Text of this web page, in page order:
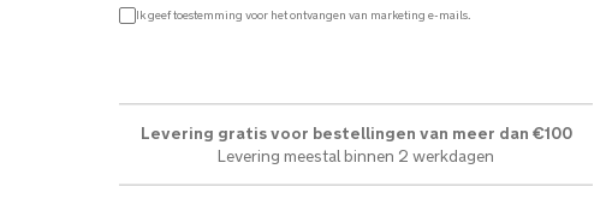
Ik geef toestemming voor het ontvangen van marketing e-mails.
Levering gratis voor bestellingen van meer dan €100
Levering meestal binnen 2 werkdagen